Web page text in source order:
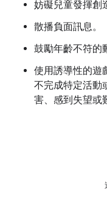
妨礙兒童發揮創
散播負面訊息。
鼓勵年齡不符的
使用誘導性的遊
不完成特定活動
害、感到失望或